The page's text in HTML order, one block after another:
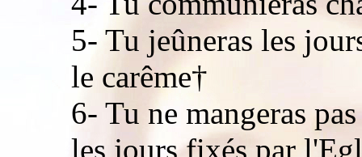
5- Tu jeûneras les
le carême†
6- Tu ne mangeras
les jours fixés par